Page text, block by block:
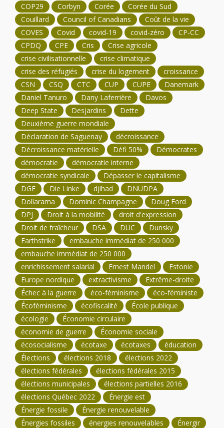
COP29
Corbyn Corée
Corée du Sud
Couillard
Council of Canadians
Coût de la vie
COVES
Covid covid-19 covid-zéro
CP-CC
CPDQ
CPE Cris
Crise agricole
crise civilisationnelle
crise climatique
crise des réfugiés
crise du logement
croissance
CSN
CSQ CTC CUP CUPE
Danemark
Daniel Tanuro
Dany Laferrière
Davos
Deep State
Desjardins
Dette
Deuxième guerre mondiale
Déclaration de Saguenay
décroissance
Décroissance matérielle
Défi 50%
Démocrates
démocratie
démocratie interne
démocratie syndicale
Dépasser le capitalisme
DGE
Die Linke djihad
DNUDPA
Dollarama
Dominic Champagne
Doug Ford
DPJ
Droit à la mobilité
droit d'expression
Droit de fraîcheur
DSA DUC
Dunsky
Earthstrike
embauche immédiat de 250 000
embauche immédiat de 250 000
enrichissement salarial
Ernest Mandel
Estonie
Europe nordique
extractivisme
Extrême-droite
Échec à la guerre
éco-féminisme
éco-féministe
Écoféminisme
écofiscalité
École publique
écologie
Économie circulaire
économie de guerre
Économie sociale
écosocialisme
écotaxe écotaxes
éducation
Élections
élections 2018
élections 2022
élections fédérales
élections fédérales 2015
élections municipales
élections partielles 2016
élections Québec 2022
Énergie est
Énergie fossile
Énergie renouvelable
Énergies fossiles
énergies renouvelables
Énergir